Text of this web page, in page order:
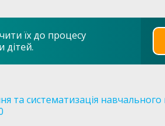
їх до процесу
дітей.
та систематизація навчального